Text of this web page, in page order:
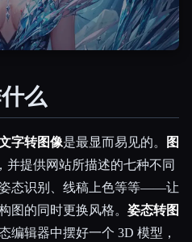
么
字转图像是最显而易见的。
图
并提供网站所描述的七种不同
态识别、线稿上色等等——让
图的同时更换风格。 姿态转图
编辑器中摆好一个 3D 模型，